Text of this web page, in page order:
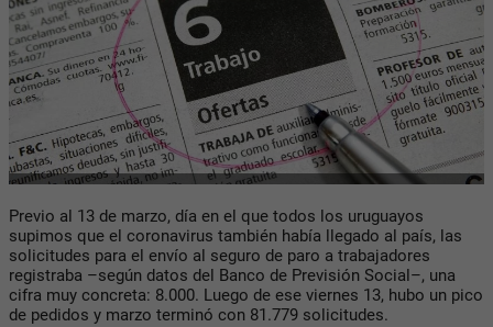
Previo al 13 de marzo, día en el que todos los uruguayos
supimos que el coronavirus también había llegado al país, las
solicitudes para el envío al seguro de paro a trabajadores
registraba –según datos del Banco de Previsión Social–, una
cifra muy concreta: 8.000. Luego de ese viernes 13, hubo un pico
de pedidos y marzo terminó con 81.779 solicitudes.